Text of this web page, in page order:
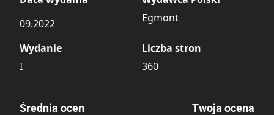
09.2022
Egmont
Wydanie
I
Liczba stron
360
Średnia ocen Twoja ocena